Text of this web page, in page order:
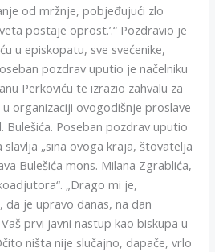
od mržnje, pobjeđujući zlo
postaje oprost.’.“ Pozdravio je
u episkopatu, sve svećenike,
pozdrav uputio je načelniku
Perkoviću te izrazio zahvalu za
organizaciji ovogodišnje proslave
Bulešića. Poseban pozdrav uputio
„sina ovoga kraja, štovatelja
Bulešića mons. Milana Zgrablića,
„Drago mi je,
je upravo danas, na dan
prvi javni nastup kao biskupa u
ništa nije slučajno, dapače, vrlo